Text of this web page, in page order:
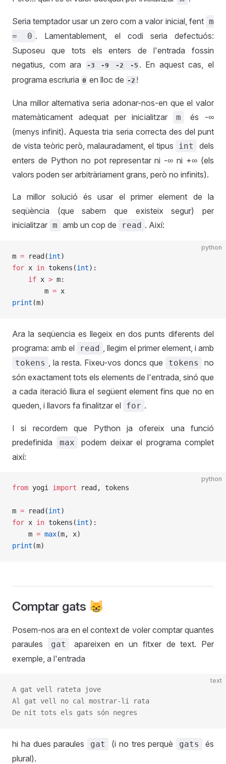
Seria temptador usar un zero com a valor inicial, fent m
= 0 . Lamentablement, el codi seria defectuós:
Suposeu que tots els enters de l'entrada fossin
negatius, com ara
-3 -9 -2 -5 . En aquest cas, el
programa escriuria 0 en lloc de -2 !
Una millor alternativa seria adonar-nos-en que el valor
matemàticament adequat per inicialitzar
m
és -∞
(menys infinit). Aquesta tria seria correcta des del punt
de vista teòric però, malauradament, el tipus
int
dels
enters de Python no pot representar ni -∞ ni +∞ (els
valors poden ser arbitràriament grans, però no infinits).
La millor solució és usar el primer element de la
seqüència (que sabem que existeix segur) per
inicialitzar m amb un cop de read . Així:
python
m = read(int)
for x in tokens(int):
    if
x > m:
        m
= x
print (m)
Ara la seqüencia es llegeix en dos punts diferents del
programa: amb el
read , llegim el primer element, i amb
tokens , la resta. Fixeu-vos doncs que tokens
no
són exactament tots els elements de l'entrada, sinó que
a cada iteració lliura el següent element fins que no en
queden, i llavors fa finalitzar el for .
I si recordem que Python ja ofereix una funció
predefinida
max
podem deixar el programa complet
així:
python
from yogi import read, tokens
m = read(int)
for x in tokens(int):
    m
= max(m, x)
print (m)
Comptar gats 😸
Posem-nos ara en el context de voler comptar quantes
paraules
gat
apareixen en un fitxer de text. Per
exemple, a l'entrada
text
A gat vell rateta jove
Al gat vell no cal mostrar-li rata
De nit tots els gats són negres
hi ha dues paraules gat (i no tres perquè gats
és
plural).